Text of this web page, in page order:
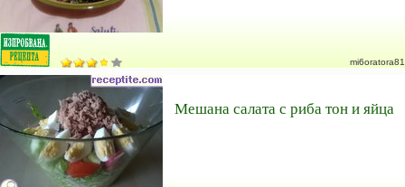
mi6oratora81
Мешана салата с риба тон и яйца